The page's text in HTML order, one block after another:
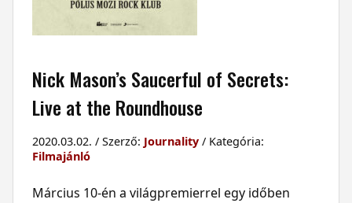
Nick Mason’s Saucerful of Secrets:
Live at the Roundhouse
2020.03.02. / Szerző: Journality/ Kategória:
Filmajánló
Március 10-én a világpremierrel egy időben